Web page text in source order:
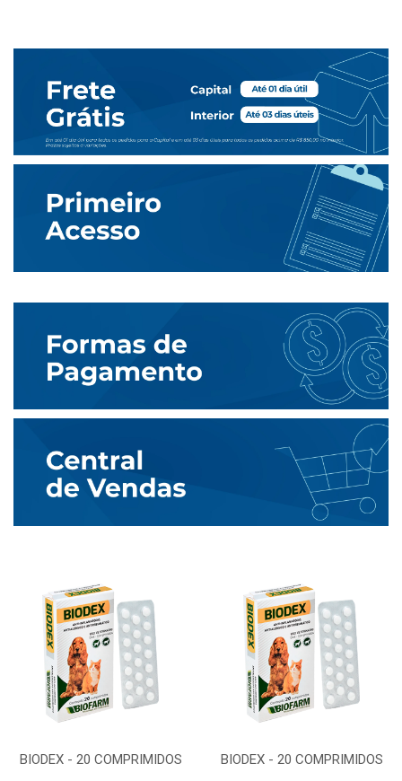
BIODEX - 20 COMPRIMIDOS BIODEX - 20 COMPRIMIDOS